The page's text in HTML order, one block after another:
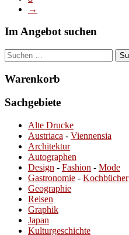
→
Im Angebot suchen
Suchen
nach:
Warenkorb
Sachgebiete
Alte Drucke
Austriaca - Viennensia
Architektur
Autographen
Design - Fashion - Mode
Gastronomie - Kochbücher
Geographie
Reisen
Graphik
Japan
Kulturgeschichte